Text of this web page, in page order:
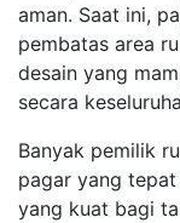
aman. Saat ini,
pembatas area
desain yang
secara
Banyak pemilik
pagar yang
yang kuat bagi